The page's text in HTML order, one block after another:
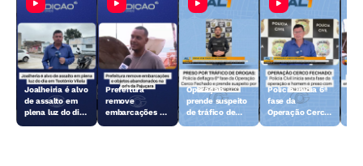
Joalheiria é alvo
de assalto em
plena luz do dia
Prefeitura
remove
embarcações e
Operação
prende suspeito
de tráfico de
Polícia inicia 6ª
fase da
Operação Cerco